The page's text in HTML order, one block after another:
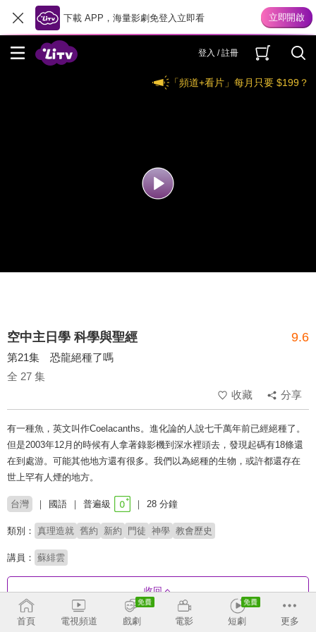
下載 APP，海量影劇免登入立即看
登入 / 註冊
「頻道+看片」每月只要 $199？
空中主日學 科學與聖經 9.6
第21集 恐龍絕種了嗎
全 27 集
收藏
分享
有一種魚，英文叫作Coelacanths。進化論的人說七千萬年前已經絕種了。
但是2003年12月的時候有人拿著錄影機到深水裡頭去，發現起碼有18條還
在到處游。可能其他地方還有很多。我們以為絕種的生物，或許都還存在
世上罕有人煙的地方。
台灣 國語 普遍級 28 分鐘
類別： 真理造就 舊約 新約 門徒 神學 教會歷史
講員： 蘇緋雲
收回
首頁 電視頻道 戲劇 電影 短劇 更多